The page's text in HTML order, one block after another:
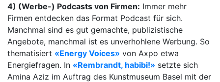
4) (Werbe-) Podcasts von Firmen: Immer mehr
Firmen entdecken das Format Podcast für sich.
Manchmal sind es gut gemachte, publizistische
Angebote, manchmal ist es unverhohlene Werbung. So
thematisiert «Energy Voices» von Axpo etwa
Energiefragen. In «Rembrandt, habibi!» setzte sich
Amina Aziz im Auftrag des Kunstmuseum Basel mit der